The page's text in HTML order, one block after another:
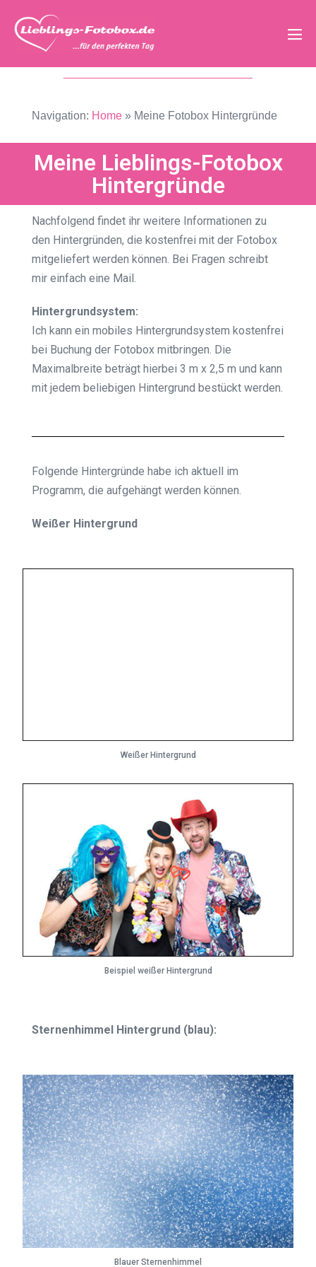
Navigation: Home» Meine Fotobox Hintergründe
Meine Lieblings-Fotobox
Hintergründe
Nachfolgend findet ihr weitere Informationen zu
den Hintergründen, die kostenfrei mit der Fotobox
mitgeliefert werden können. Bei Fragen schreibt
mir einfach eine Mail.
Hintergrundsystem:
Ich kann ein mobiles Hintergrundsystem kostenfrei
bei Buchung der Fotobox mitbringen. Die
Maximalbreite beträgt hierbei 3 m x 2,5 m und kann
mit jedem beliebigen Hintergrund bestückt werden.
Folgende Hintergründe habe ich aktuell im
Programm, die aufgehängt werden können.
Weißer Hintergrund
Weißer Hintergrund
Beispiel weißer Hintergrund
Sternenhimmel Hintergrund (blau):
Blauer Sternenhimmel